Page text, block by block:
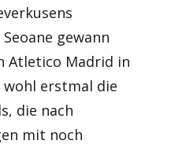
gewann
Atletico Madrid in
erstmal die
die nach
mit noch